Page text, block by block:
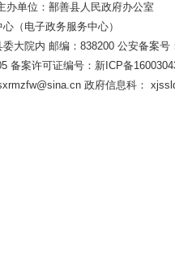
39、鄯善县
40、鄯善县
41、鄯善县
42、鄯善县
办单位：鄯善县人民政府办公室
（电子政务服务中心）
大院内 邮编：838200 公安备案号
备案许可证编号：新ICP备
政府信息科：